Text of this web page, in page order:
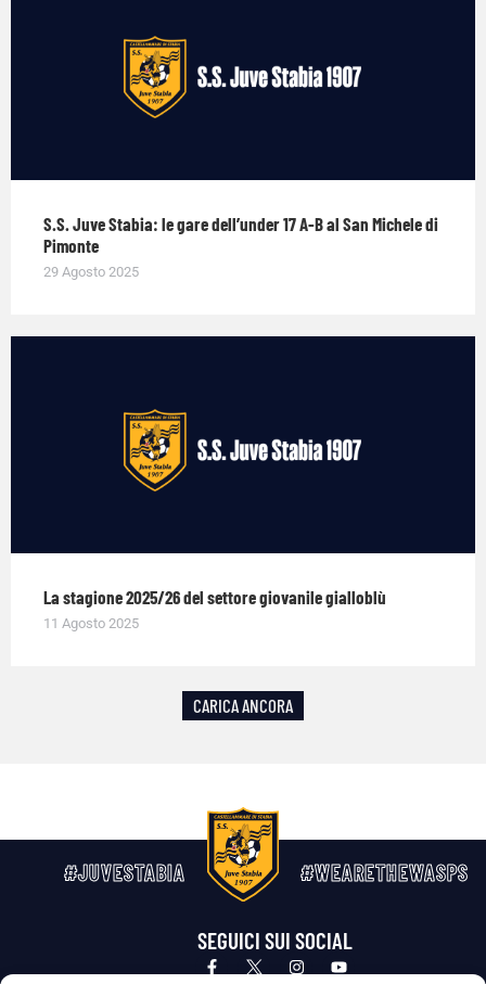
S.S. Juve Stabia: le gare dell’under 17 A-B al San Michele di
Pimonte
29 Agosto 2025
La stagione 2025/26 del settore giovanile gialloblù
11 Agosto 2025
CARICA ANCORA
#JUVESTABIA #WEARETHEWASPS
SEGUICI SUI SOCIAL